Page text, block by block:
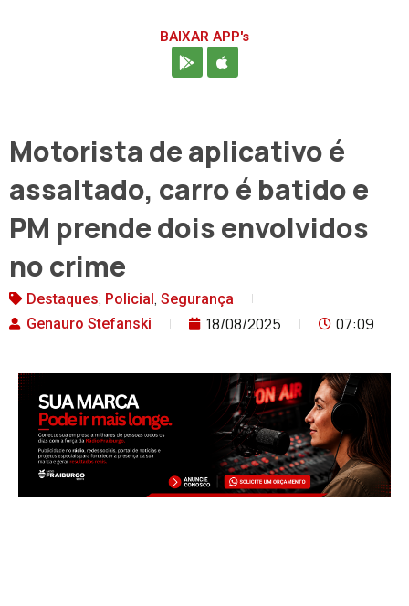
BAIXAR APP's
Motorista de aplicativo é
assaltado, carro é batido e
PM prende dois envolvidos
no crime
Destaques, Policial , Segurança
Genauro Stefanski
18/08/2025 07:09